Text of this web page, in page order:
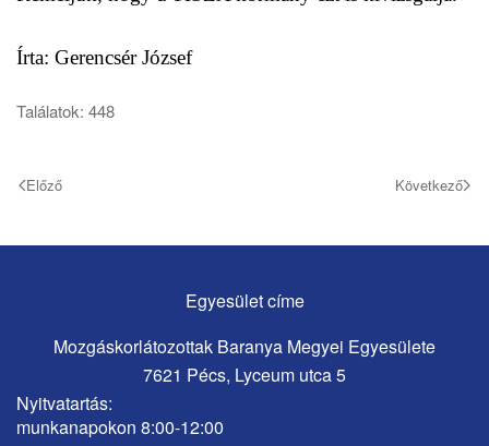
Írta: Gerencsér József
Találatok: 448
Előző Következő
Egyesület címe
Mozgáskorlátozottak Baranya Megyei Egyesülete
7621 Pécs, Lyceum utca 5
Nyitvatartás:
munkanapokon 8:00-12:00